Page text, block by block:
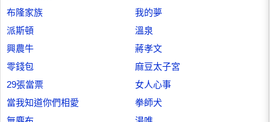
布隆家族
我的夢
派斯頓
溫泉
興農牛
蔣孝文
零錢包
麻豆太子宮
29張當票
女人心事
當我知道你們相愛
拳師犬